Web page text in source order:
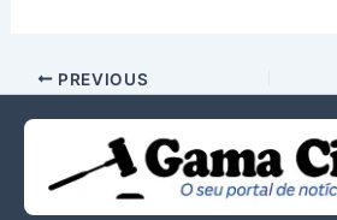
PREVIOUS